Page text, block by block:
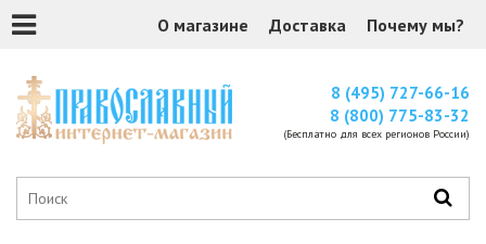
О магазине Доставка Почему мы?
8 (495) 727-66-16
8 (800) 775-83-32
(Бесплатно для всех регионов России)